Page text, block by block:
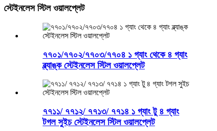
স্টেইনলেস স্টিল ওয়ালপ্লেট
৭৭০১/৭৭০২/৭৭০৩/৭৭০৪ ১ গ্যাং থেকে ৪ গ্যাং
ব্ল্যাঙ্ক স্টেইনলেস স্টিল ওয়ালপ্লেট
৭৭১১/ ৭৭১২/ ৭৭১৩/ ৭৭১৪ ১ গ্যাং টু ৪ গ্যাং
টগল সুইচ স্টেইনলেস স্টিল ওয়ালপ্লেট